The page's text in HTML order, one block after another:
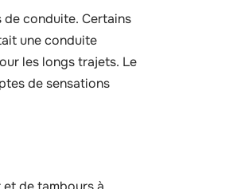
conduite. Certains
une conduite
les longs trajets. Le
de sensations